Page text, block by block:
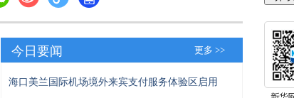
今日要闻 更多 >>
海口美兰国际机场境外来宾支付服务体验区启用